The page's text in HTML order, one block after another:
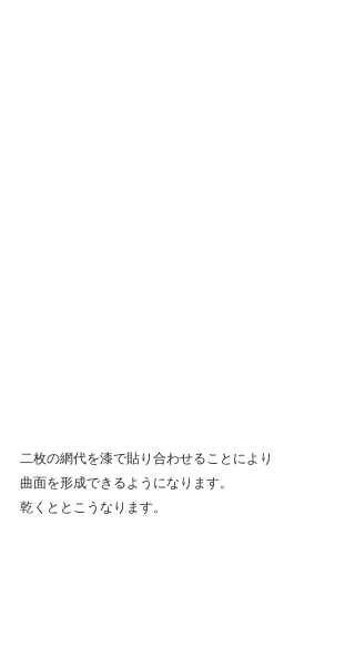
二枚の網代を漆で貼り合わせることにより
曲面を形成できるようになります。
乾くととこうなります。